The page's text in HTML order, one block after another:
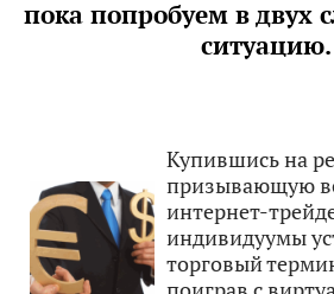
пока попробуем в двух
ситуацию.
Купившись на
призывающую
интернет-
индивидуумы
торговый